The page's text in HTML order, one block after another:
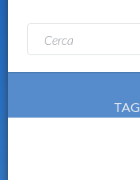
TAG